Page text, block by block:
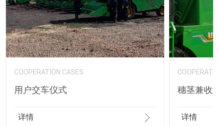
COOPERATION CASES
用户交车仪式
详情
穗茎兼收
详情